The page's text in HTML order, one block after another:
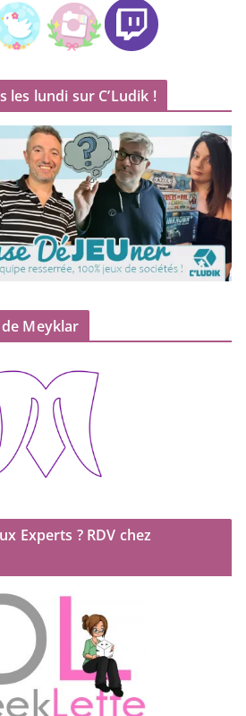
les lundi sur C’Ludik !
Meyklar
Experts ? RDV chez